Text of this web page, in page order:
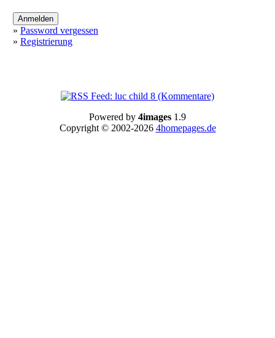
» Password vergessen
» Registrierung
Powered by 4images 1.9
Copyright © 2002-2026 4homepages.de